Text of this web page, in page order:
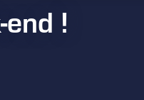
!